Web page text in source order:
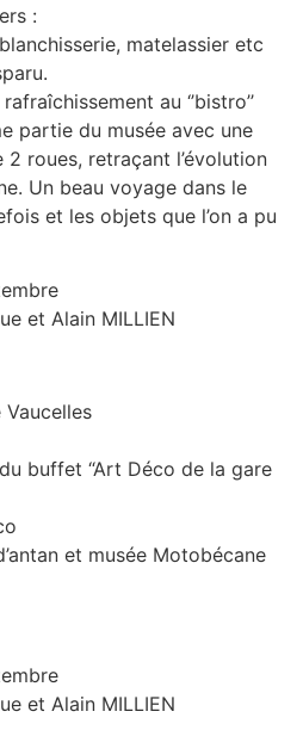
:
matelassier etc
au ‘’bistro’’
partie du musée avec une
roues, retraçant l’évolution
Un beau voyage dans le
et les objets que l’on a pu
et Alain MILLIEN
buffet “Art Déco de la gare
et musée Motobécane
et Alain MILLIEN